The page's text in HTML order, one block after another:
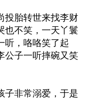
投胎转世来找李财
也不笑，一天丫鬟
听，咯咯笑了起
公子一听摔碗又笑
子非常溺爱，于是